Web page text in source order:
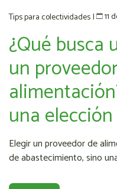
Tips para colectividades| 11
¿Qué busca
un
una
Elegir un proveedor de
de abastecimiento, sino